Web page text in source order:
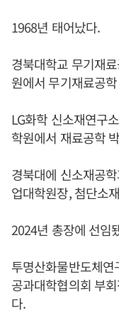
1968년 태어났다.
경북대학교 무기재
원에서 무기재료공
LG화학 신소재연구
학원에서 재료공학
경북대에 신소재공
업대학원장, 첨단소
2024년 총장에 선임
투명산화물반도체연
공과대학협의회 부
다.